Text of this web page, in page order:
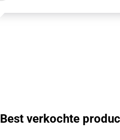
Best verkochte